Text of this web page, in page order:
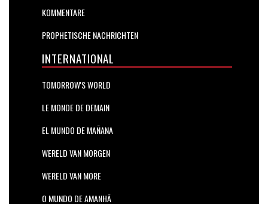
KOMMENTARE
PROPHETISCHE NACHRICHTEN
INTERNATIONAL
TOMORROW'S WORLD
LE MONDE DE DEMAIN
EL MUNDO DE MAÑANA
WERELD VAN MORGEN
WERELD VAN MORE
O MUNDO DE AMANHÃ